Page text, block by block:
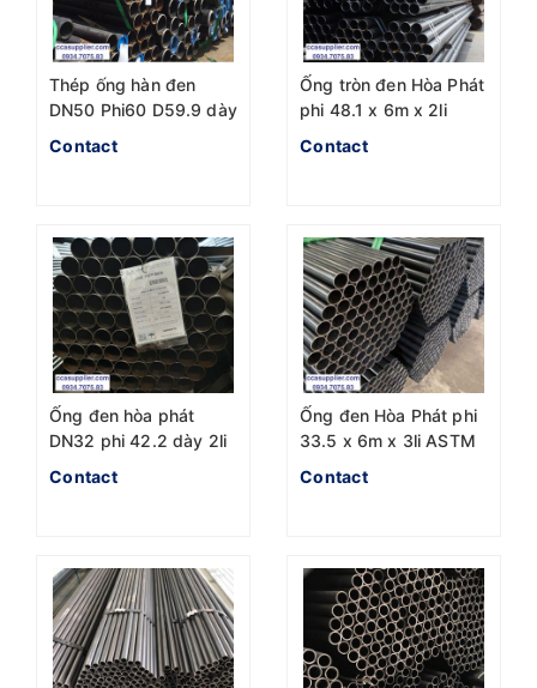
Thép ống hàn đen
DN50 Phi60 D59.9 dày
2li
Contact
Ống tròn đen Hòa Phát
phi 48.1 x 6m x 2li
ASTM A500
Contact
Ống đen hòa phát
DN32 phi 42.2 dày 2li
Contact
Ống đen Hòa Phát phi
33.5 x 6m x 3li ASTM
A500
Contact